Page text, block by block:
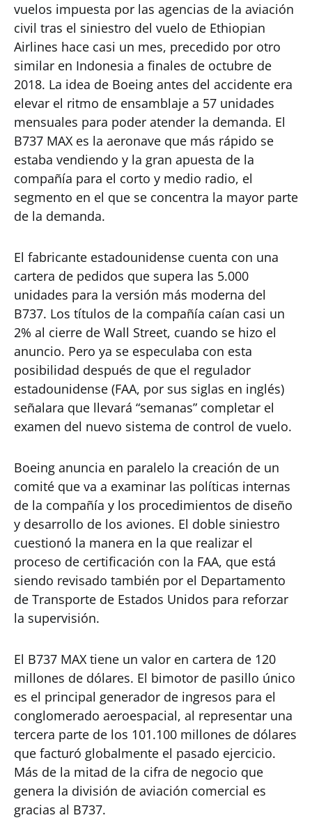
vuelos impuesta por las agencias de la aviación
civil tras el siniestro del vuelo de Ethiopian
Airlines hace casi un mes, precedido por otro
similar en Indonesia a finales de octubre de
2018. La idea de Boeing antes del accidente era
elevar el ritmo de ensamblaje a 57 unidades
mensuales para poder atender la demanda. El
B737 MAX es la aeronave que más rápido se
estaba vendiendo y la gran apuesta de la
compañía para el corto y medio radio, el
segmento en el que se concentra la mayor parte
de la demanda.
El fabricante estadounidense cuenta con una
cartera de pedidos que supera las 5.000
unidades para la versión más moderna del
B737. Los títulos de la compañía caían casi un
2% al cierre de Wall Street, cuando se hizo el
anuncio. Pero ya se especulaba con esta
posibilidad después de que el regulador
estadounidense (FAA, por sus siglas en inglés)
señalara que llevará “semanas” completar el
examen del nuevo sistema de control de vuelo.
Boeing anuncia en paralelo la creación de un
comité que va a examinar las políticas internas
de la compañía y los procedimientos de diseño
y desarrollo de los aviones. El doble siniestro
cuestionó la manera en la que realizar el
proceso de certificación con la FAA, que está
siendo revisado también por el Departamento
de Transporte de Estados Unidos para reforzar
la supervisión.
El B737 MAX tiene un valor en cartera de 120
millones de dólares. El bimotor de pasillo único
es el principal generador de ingresos para el
conglomerado aeroespacial, al representar una
tercera parte de los 101.100 millones de dólares
que facturó globalmente el pasado ejercicio.
Más de la mitad de la cifra de negocio que
genera la división de aviación comercial es
gracias al B737.